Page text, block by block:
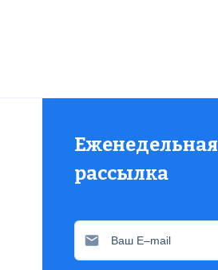
Еженедельная
рассылка